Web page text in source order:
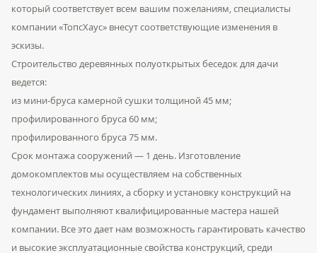
который соответствует всем вашим пожеланиям, специалисты
компании «ТопсХаус» внесут соответствующие изменения в
эскизы.
Строительство деревянных полуоткрытых беседок для дачи
ведется:
из мини-бруса камерной сушки толщиной 45 мм;
профилированного бруса 60 мм;
профилированного бруса 75 мм.
Срок монтажа сооружений — 1 день. Изготовление
домокомплектов мы осуществляем на собственных
технологических линиях, а сборку и установку конструкций на
фундамент выполняют квалифицированные мастера нашей
компании. Все это дает нам возможность гарантировать качество
и высокие эксплуатационные свойства конструкций, среди